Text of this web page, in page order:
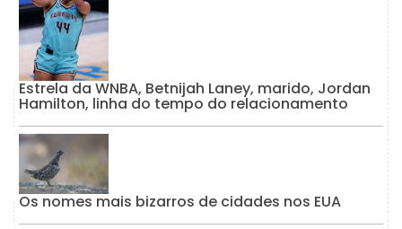
Estrela da WNBA, Betnijah Laney, marido, Jordan
Hamilton, linha do tempo do relacionamento
Os nomes mais bizarros de cidades nos EUA